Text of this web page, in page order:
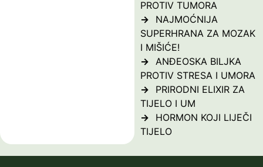
PROTIV TUMORA
NAJMOĆNIJA
SUPERHRANA ZA MOZAK
I MIŠIĆE!
ANĐEOSKA BILJKA
PROTIV STRESA I UMORA
PRIRODNI ELIXIR ZA
TIJELO I UM
HORMON KOJI LIJEČI
TIJELO